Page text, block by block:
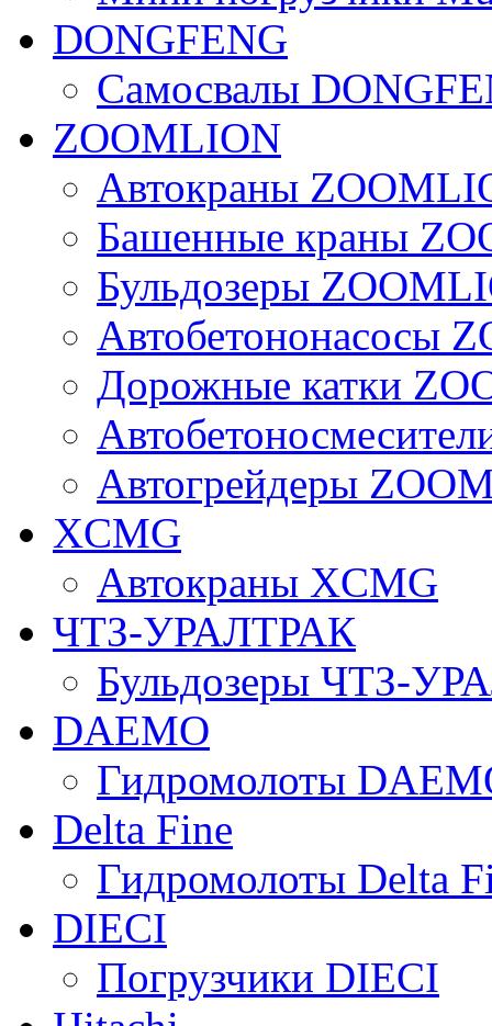
DONGFENG
Самосвалы
ZOOMLION
Автокраны
Башенные краны
Бульдозеры
Автобетононасосы
Дорожные катки
Автогрейдеры
XCMG
Автокраны XCMG
ЧТЗ-УРАЛТРАК
Бульдозеры ЧТЗ-
DAEMO
Гидромолоты
Delta Fine
Гидромолоты Delta
DIECI
Погрузчики DIECI